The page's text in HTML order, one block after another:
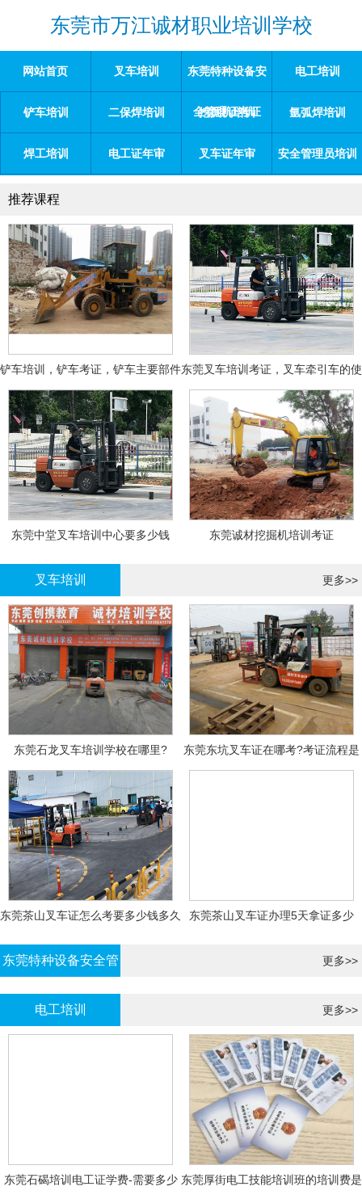
东莞市万江诚材职业培训学校
网站首页 叉车培训 东莞特种设备安
全管理证考证
电工培训
铲车培训 二保焊培训 挖掘机培训 氩弧焊培训
焊工培训 电工证年审 叉车证年审 安全管理员培训
推荐课程
铲车培训，铲车考证，铲车主要部件东莞叉车培训考证，叉车牵引车的使
用和操作
东莞中堂叉车培训中心要多少钱 东莞诚材挖掘机培训考证
叉车培训 更多>>
东莞石龙叉车培训学校在哪里?
东莞东坑叉车证在哪考?考证流程是
什么?需要什么资料?
东莞茶山叉车证怎么考要多少钱多久
东莞茶山叉车证办理5天拿证多少
东莞特种设备安全管
理证考证
更多>>
电工培训 更多>>
东莞石碣培训电工证学费-需要多少 东莞厚街电工技能培训班的培训费是